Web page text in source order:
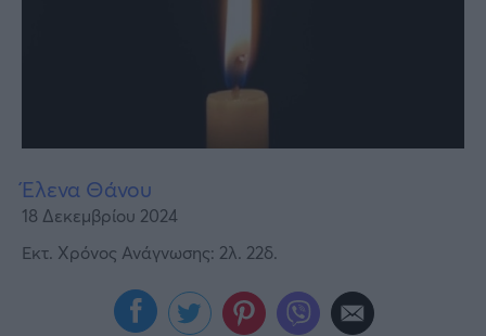
Έλενα Θάνου
18 Δεκεμβρίου 2024
Εκτ. Χρόνος Ανάγνωσης: 2λ. 22δ.